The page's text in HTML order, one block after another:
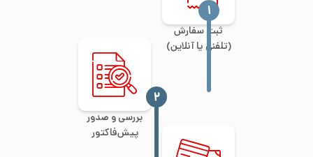
ثبت سفارش
(تلفنی یا آنلاین)
‍۱
بررسی و صدور
پیش‌فاکتور
‍۲